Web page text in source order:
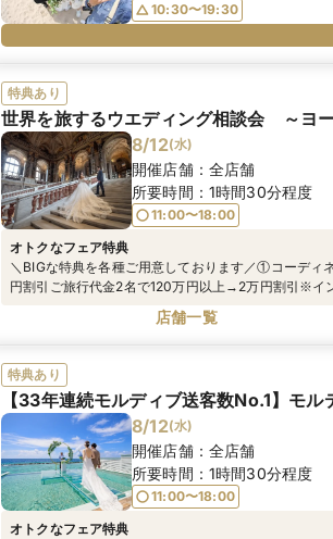
10:30〜19:30
特典あり
世界を旅するウエディング相談会 ～ヨ
8/12(水)
開催店舗： 全店舗
所要時間： 1時間30分程度
11:00〜18:00
オトクなフェア特典
＼BIGな特典を各種ご用意しております／①コーデ
円割引ご旅行代金2名で120万円以上→2万円割引※イ
らの相談予約＆ご成約で電子マネーギフトがもらえ
店舗一覧
特典あり
【33年連続モルディブ送客数No.1】モ
8/12(水)
開催店舗： 全店舗
所要時間： 1時間30分程度
11:00〜18:00
オトクなフェア特典